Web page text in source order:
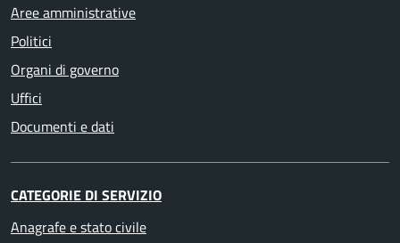
Aree amministrative
Politici
Organi di governo
Uffici
Documenti e dati
CATEGORIE DI SERVIZIO
Anagrafe e stato civile